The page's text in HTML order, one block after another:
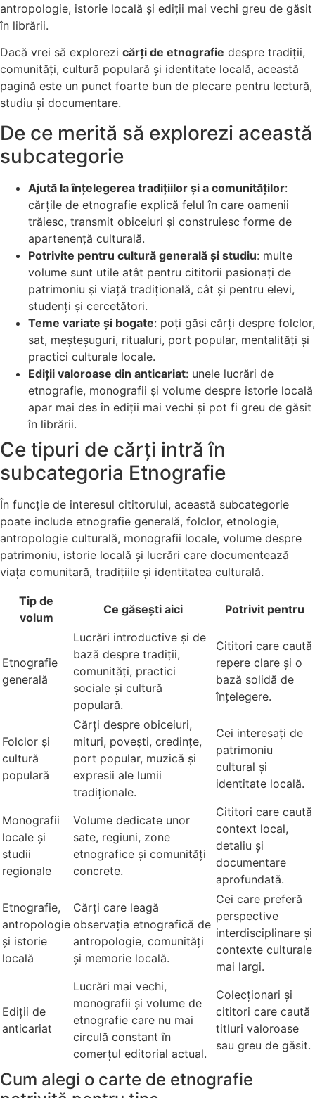
antropologie, istorie locală și ediții mai vechi greu de găsit
în librării.
Dacă vrei să explorezi cărți de etnografie despre tradiții,
comunități, cultură populară și identitate locală, această
pagină este un punct foarte bun de plecare pentru lectură,
studiu și documentare.
De ce merită să explorezi această
subcategorie
Ajută la înțelegerea tradițiilor și a comunităților:
cărțile de etnografie explică felul în care oamenii
trăiesc, transmit obiceiuri și construiesc forme de
apartenență culturală.
Potrivite pentru cultură generală și studiu: multe
volume sunt utile atât pentru cititorii pasionați de
patrimoniu și viață tradițională, cât și pentru elevi,
studenți și cercetători.
Teme variate și bogate: poți găsi cărți despre folclor,
sat, meșteșuguri, ritualuri, port popular, mentalități și
practici culturale locale.
Ediții valoroase din anticariat: unele lucrări de
etnografie, monografii și volume despre istorie locală
apar mai des în ediții mai vechi și pot fi greu de găsit
în librării.
Ce tipuri de cărți intră în
subcategoria Etnografie
În funcție de interesul cititorului, această subcategorie
poate include etnografie generală, folclor, etnologie,
antropologie culturală, monografii locale, volume despre
patrimoniu, istorie locală și lucrări care documentează
viața comunitară, tradițiile și identitatea culturală.
Tip de
volum
Ce găsești aici Potrivit pentru
Etnografie
generală
Lucrări introductive și de
bază despre tradiții,
comunități, practici
sociale și cultură
populară.
Cititori care caută
repere clare și o
bază solidă de
înțelegere.
Folclor și
cultură
populară
Cărți despre obiceiuri,
mituri, povești, credințe,
port popular, muzică și
expresii ale lumii
tradiționale.
Cei interesați de
patrimoniu
cultural și
identitate locală.
Monografii
locale și
studii
regionale
Volume dedicate unor
sate, regiuni, zone
etnografice și comunități
concrete.
Cititori care caută
context local,
detaliu și
documentare
aprofundată.
Etnografie,
antropologie
și istorie
locală
Cărți care leagă
observația etnografică de
antropologie, comunități
și memorie locală.
Cei care preferă
perspective
interdisciplinare și
contexte culturale
mai largi.
Ediții de
anticariat
Lucrări mai vechi,
monografii și volume de
etnografie care nu mai
circulă constant în
comerțul editorial actual.
Colecționari și
cititori care caută
titluri valoroase
sau greu de găsit.
Cum alegi o carte de etnografie